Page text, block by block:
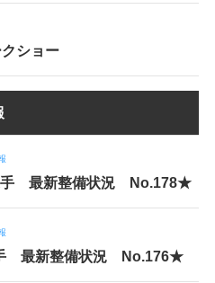
ショー
手 最新整備状況 No.178★
最新整備状況 No.176★